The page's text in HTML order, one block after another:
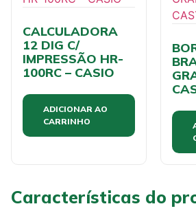
CALCULADORA
12 DIG C/
IMPRESSÃO HR-
100RC – CASIO
ADICIONAR AO
CARRINHO
Características do